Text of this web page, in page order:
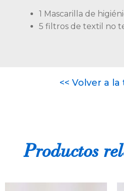
1 Mascarilla de
5 filtros de textil no
<< Volver a la
Productos